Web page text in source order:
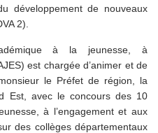
développement de nouveaux
2).
à la jeunesse, à
est chargée d’animer et de
le Préfet de région, la
Est, avec le concours des 10
à l’engagement et aux
des collèges départementaux